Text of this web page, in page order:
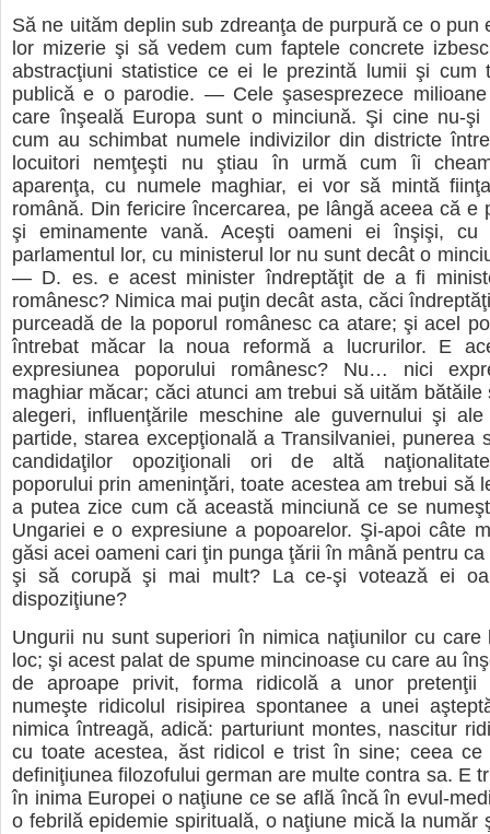
Să ne uităm deplin sub zdreanţa de purpură ce o pun
lor mizerie şi să vedem cum faptele concrete
abstracţiuni statistice ce ei le prezintă lumii şi cum
publică e o parodie. — Cele şasesprezece
care înşeală Europa sunt o minciună. Şi cine nu-şi
cum au schimbat numele indivizilor din districte
locuitori nemţeşti nu ştiau în urmă cum îi
aparenţa, cu numele maghiar, ei vor să mintă
română. Din fericire încercarea, pe lângă aceea că e
şi eminamente vană. Aceşti oameni ei înşişi,
parlamentul lor, cu ministerul lor nu sunt decât o
— D. es. e acest minister îndreptăţit de a fi
românesc? Nimica mai puţin decât asta, căci
purceadă de la poporul românesc ca atare; şi acel
întrebat măcar la noua reformă a lucrurilor. E
expresiunea poporului românesc? Nu… nici
maghiar măcar; căci atunci am trebui să uităm bătăile
alegeri, influenţările meschine ale guvernului şi
partide, starea excepţională a Transilvaniei, punerea
candidaţilor opoziţionali ori de altă
poporului prin ameninţări, toate acestea am trebui să
a putea zice cum că această minciună ce se
Ungariei e o expresiune a popoarelor. Şi-apoi câte
găsi acei oameni cari ţin punga ţării în mână pentru
şi să corupă şi mai mult? La ce-şi votează ei
dispoziţiune?
Ungurii nu sunt superiori în nimica naţiunilor cu care
loc; şi acest palat de spume mincinoase cu care au
de aproape privit, forma ridicolă a unor
numeşte ridicolul risipirea spontanee a unei
nimica întreagă, adică: parturiunt montes, nascitur
cu toate acestea, ăst ridicol e trist în sine; ceea ce
definiţiunea filozofului german are multe contra sa. E
în inima Europei o naţiune ce se află încă în evul-
o febrilă epidemie spirituală, o naţiune mică la număr